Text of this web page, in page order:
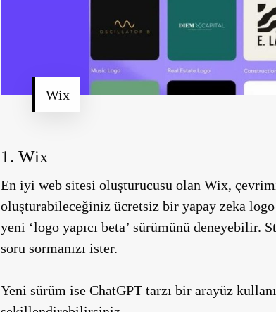
Wix
1. Wix
En iyi web sitesi oluşturucusu olan Wix,
oluşturabileceğiniz ücretsiz bir yapay zeka
yeni ‘logo yapıcı beta’ sürümünü deneyebilir.
soru sormanızı ister.
Yeni sürüm ise ChatGPT tarzı bir arayüz